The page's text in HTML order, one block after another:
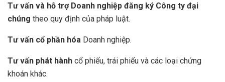
Tư vấn và hỗ trợ Doanh nghiệp đăng ký Công ty đại
chúng theo quy định của pháp luật.
Tư vấn cổ phần hóa Doanh nghiệp.
Tư vấn phát hành cổ phiếu, trái phiếu và các loại chứng
khoán khác.